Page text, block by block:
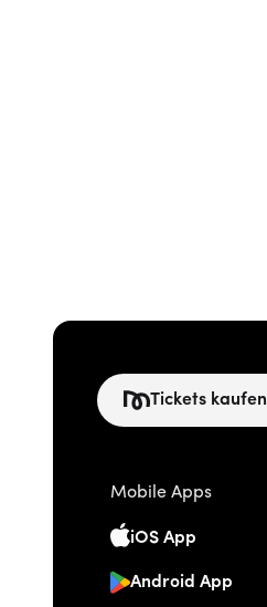
Tickets kaufen
Mobile Apps
iOS App
Android App